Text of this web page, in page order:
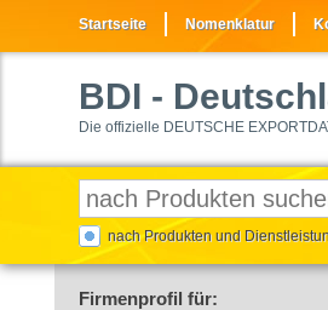
Startseite Nomenklatur
BDI -
Die offizielle DEUTSCHE
nach Produkten und
Firmenprofil für: